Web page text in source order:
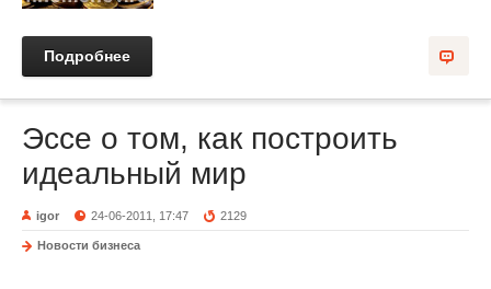
Подробнее
Эссе о том, как построить
идеальный мир
igor 24-06-2011, 17:47 2129
Новости бизнеса